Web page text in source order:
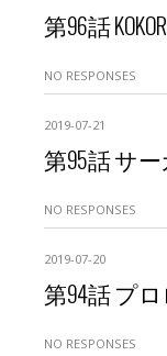
第96話
NO RESPONSES
2019-07-21
第95話 サ
NO RESPONSES
2019-07-20
第94話 プ
NO RESPONSES